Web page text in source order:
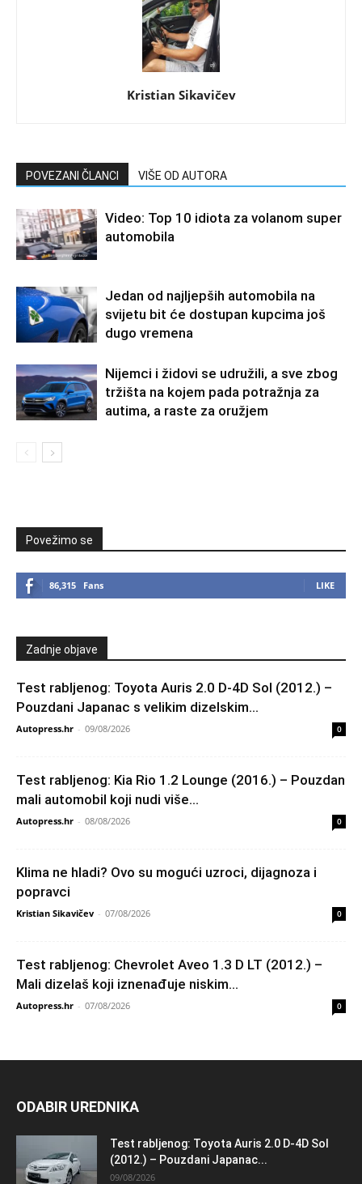
Kristian Sikavičev
POVEZANI ČLANCI VIŠE OD AUTORA
Video: Top 10 idiota za volanom super
automobila
Jedan od najljepših automobila na
svijetu bit će dostupan kupcima još
dugo vremena
Nijemci i židovi se udružili, a sve zbog
tržišta na kojem pada potražnja za
autima, a raste za oružjem
Povežimo se
86,315 Fans LIKE
Zadnje objave
Test rabljenog: Toyota Auris 2.0 D-4D Sol (2012.) –
Pouzdani Japanac s velikim dizelskim...
Autopress.hr - 09/08/2026 0
Test rabljenog: Kia Rio 1.2 Lounge (2016.) – Pouzdan
mali automobil koji nudi više...
Autopress.hr - 08/08/2026 0
Klima ne hladi? Ovo su mogući uzroci, dijagnoza i
popravci
Kristian Sikavičev - 07/08/2026 0
Test rabljenog: Chevrolet Aveo 1.3 D LT (2012.) –
Mali dizelaš koji iznenađuje niskim...
Autopress.hr - 07/08/2026 0
ODABIR UREDNIKA
Test rabljenog: Toyota Auris 2.0 D-4D Sol
(2012.) – Pouzdani Japanac...
09/08/2026